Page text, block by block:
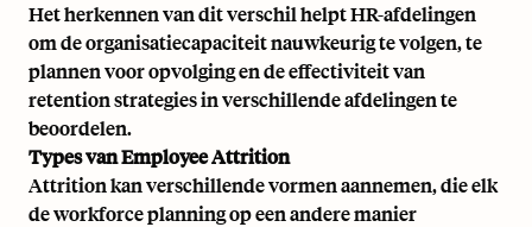
Het herkennen van dit verschil helpt HR-afdelingen
om de organisatiecapaciteit nauwkeurig te volgen, te
plannen voor opvolging en de effectiviteit van
retention strategiesin verschillende afdelingen te
beoordelen.
Types van Employee Attrition
Attrition kan verschillende vormen aannemen, die elk
de workforce planning op een andere manier